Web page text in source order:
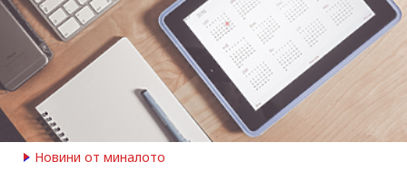
Новини от миналото